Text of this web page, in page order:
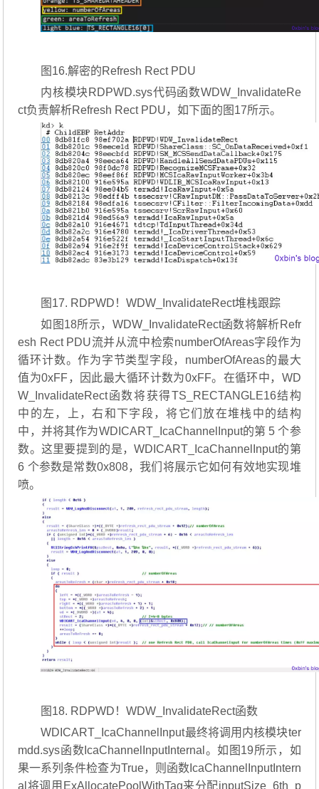
图16.解密的Refresh Rect PDU
内核模块RDPWD.sys代码函数WDW_InvalidateRe
ct负责解析Refresh Rect PDU，如下面的图17所示。
图17. RDPWD！WDW_InvalidateRect堆栈跟踪
如图18所示，WDW_InvalidateRect函数将解析Refr
esh Rect PDU流并从流中检索numberOfAreas字段作为
循环计数。作为字节类型字段，numberOfAreas的最大
值为0xFF，因此最大循环计数为0xFF。在循环中，WD
W_InvalidateRect函数将获得TS_RECTANGLE16结构
中的左，上，右和下字段，将它们放在堆栈中的结构
中，并将其作为WDICART_IcaChannelInput的第 5 个参
数。这里要提到的是，WDICART_IcaChannelInput的第
6 个参数是常数0x808，我们将展示它如何有效地实现堆
喷。
图18. RDPWD！WDW_InvalidateRect函数
WDICART_IcaChannelInput最终将调用内核模块ter
mdd.sys函数IcaChannelInputInternal。如图19所示，如
果一系列条件检查为True，则函数IcaChannelInputIntern
al将调用ExAllocatePoolWithTag来分配inputSize_6th_p